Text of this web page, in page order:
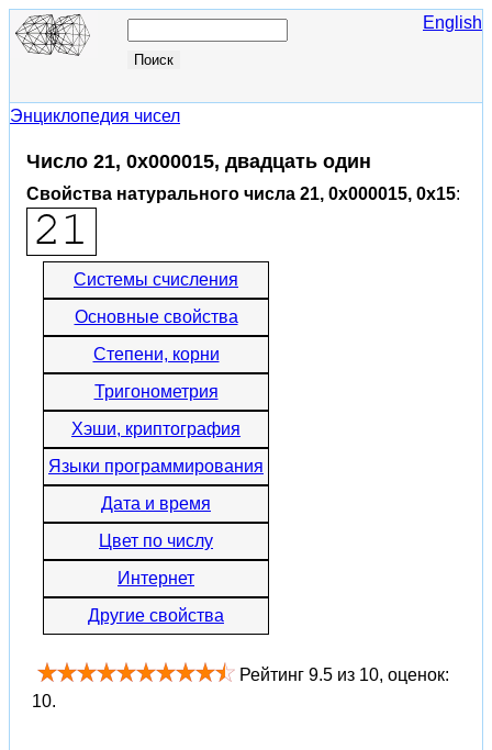
English
Энциклопедия чисел
Число 21, 0x000015, двадцать один
Свойства натурального числа 21, 0x000015, 0x15:
Системы счисления
Основные свойства
Степени, корни
Тригонометрия
Хэши, криптография
Языки программирования
Дата и время
Цвет по числу
Интернет
Другие свойства
Рейтинг 9.5 из 10, оценок:
10.